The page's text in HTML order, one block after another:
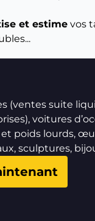
et estimevos
(ventes suite
voitures
poids lourds,
sculptures,